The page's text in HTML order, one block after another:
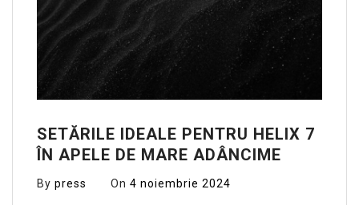
SETĂRILE IDEALE PENTRU HELIX 7
ÎN APELE DE MARE ADÂNCIME
By press On 4 noiembrie 2024